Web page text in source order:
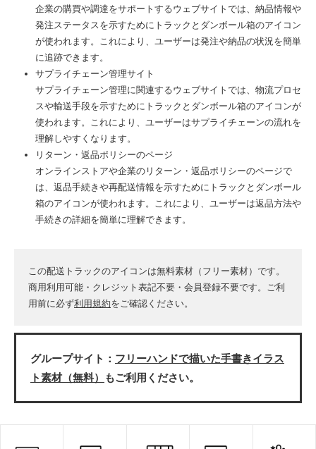
企業の購買や調達をサポートするウェブサイトでは、納品情報や
発注ステータスを示すためにトラックとダンボール箱のアイコン
が使われます。これにより、ユーザーは発注や納品の状況を簡単
に追跡できます。
サプライチェーン管理サイト
サプライチェーン管理に関連するウェブサイトでは、物流プロセ
スや輸送手段を示すためにトラックとダンボール箱のアイコンが
使われます。これにより、ユーザーはサプライチェーンの流れを
理解しやすくなります。
リターン・返品ポリシーのページ
オンラインストアや企業のリターン・返品ポリシーのページで
は、返品手続きや再配送情報を示すためにトラックとダンボール
箱のアイコンが使われます。これにより、ユーザーは返品方法や
手続きの詳細を簡単に理解できます。
この配送トラックのアイコンは無料素材（フリー素材）です。
商用利用可能・クレジット表記不要・会員登録不要です。ご利
用前に必ず利用規約をご確認ください。
グループサイト： フリーハンドで描いた手書きイラス
ト素材（無料）
もご利用ください。